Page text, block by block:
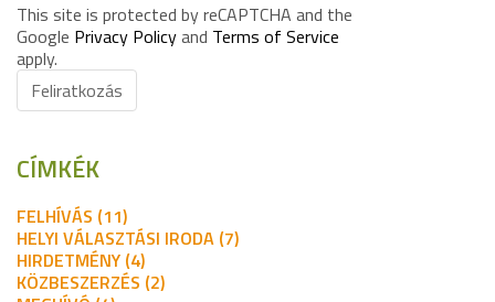
This site is protected by reCAPTCHA and the
Google Privacy Policyand Terms of Service
apply.
Feliratkozás
CÍMKÉK
FELHÍVÁS (11)
HELYI VÁLASZTÁSI IRODA (7)
HIRDETMÉNY (4)
KÖZBESZERZÉS (2)